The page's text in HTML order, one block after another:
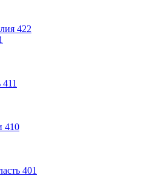
422
411
410
401